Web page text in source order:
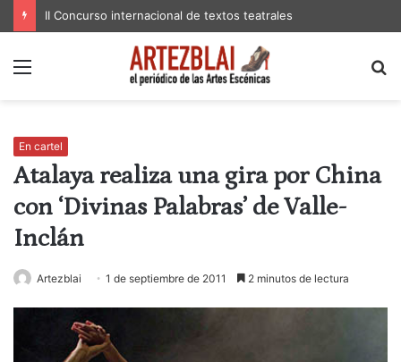
II Concurso internacional de textos teatrales
Menú
En cartel
Atalaya realiza una gira por China
con ‘Divinas Palabras’ de Valle-
Inclán
Artezblai 1 de septiembre de 2011 2 minutos de lectura